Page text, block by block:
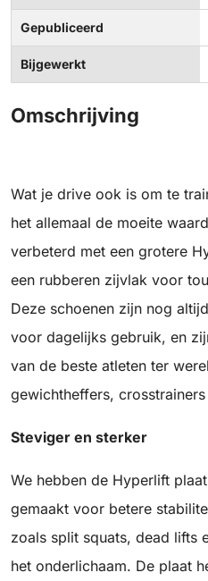
Gepubliceerd
Bijgewerkt
Omschrijving
Wat je drive ook is om te
het allemaal de moeite
verbeterd met een grotere
een rubberen zijvlak voor
Deze schoenen zijn nog
voor dagelijks gebruik, en
van de beste atleten ter
gewichtheffers,
Steviger en sterker
We hebben de Hyperlift
gemaakt voor betere
zoals split squats, dead lifts
het onderlichaam. De plaat